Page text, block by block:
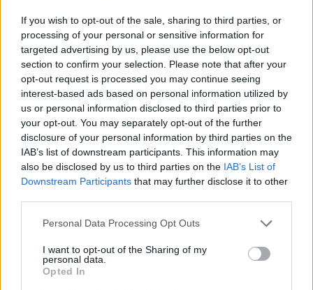
If you wish to opt-out of the sale, sharing to third parties, or
processing of your personal or sensitive information for
targeted advertising by us, please use the below opt-out
section to confirm your selection. Please note that after your
opt-out request is processed you may continue seeing
interest-based ads based on personal information utilized by
us or personal information disclosed to third parties prior to
your opt-out. You may separately opt-out of the further
disclosure of your personal information by third parties on the
IAB’s list of downstream participants. This information may
also be disclosed by us to third parties on the IAB’s List of
Downstream Participants that may further disclose it to other
Personal Data Processing Opt Outs
I want to opt-out of the Sharing of my
personal data.
Opted In
les
lettres
ou
numéro
de
niveau
Recherche par mot connu. Entrez un
mot :
Recherche
par
mot
connu.
Entrez
un
mot
Recherche